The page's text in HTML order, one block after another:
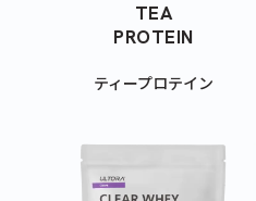
TEA
PROTEIN
ティープロテイン